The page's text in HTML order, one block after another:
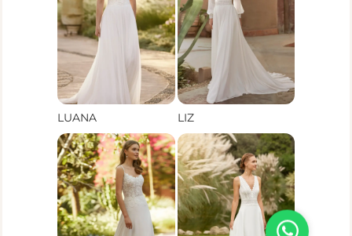
LUANA LIZ